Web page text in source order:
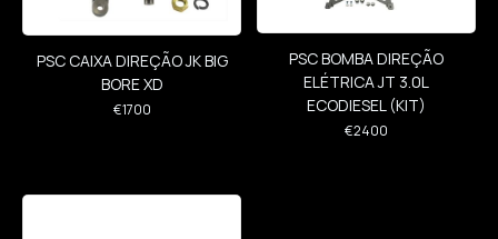
PSC CAIXA DIREÇÃO JK BIG
BORE XD
€1700
PSC BOMBA DIREÇÃO
ELÉTRICA JT 3.0L
ECODIESEL (KIT)
€2400